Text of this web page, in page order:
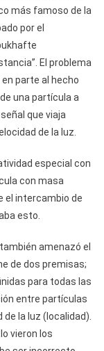
más famoso de la
por el
El problema
parte al hecho
una partícula a
que viaja
de la luz.
especial con
con masa
el intercambio de
esto.
amenazó el
de dos premisas;
para todas las
entre partículas
la luz (localidad).
vieron los